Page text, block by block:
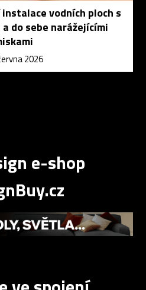
vodních ploch s
do sebe narážejícími
2026
e-shop